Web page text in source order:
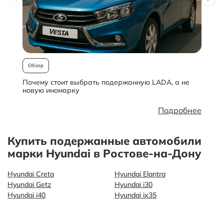
Обзор
Почему стоит выбрать подержанную LADA, а не
новую иномарку
Подробнее
Купить подержанные автомобили
марки Hyundai в Ростове-на-Дону
Hyundai Creta
Hyundai Elantra
Hyundai Getz
Hyundai i30
Hyundai i40
Hyundai ix35